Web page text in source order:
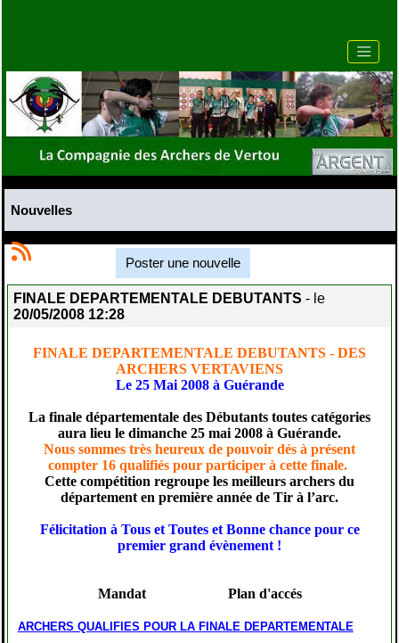
Nouvelles
Poster une nouvelle
FINALE DEPARTEMENTALE DEBUTANTS - le
20/05/2008 12:28
FINALE DEPARTEMENTALE DEBUTANTS - DES
ARCHERS VERTAVIENS
Le 25 Mai 2008 à Guérande
La finale départementale des Débutants toutes catégories
aura lieu le dimanche 25 mai 2008 à Guérande.
Nous sommes très heureux de pouvoir dés à présent
compter 16 qualifiés pour participer à cette finale.
Cette compétition regroupe les meilleurs archers du
département en première année de Tir à l’arc.
Félicitation à Tous et Toutes et Bonne chance pour ce
premier grand évènement !
Mandat Plan d'accés
ARCHERS QUALIFIES POUR LA FINALE DEPARTEMENTALE